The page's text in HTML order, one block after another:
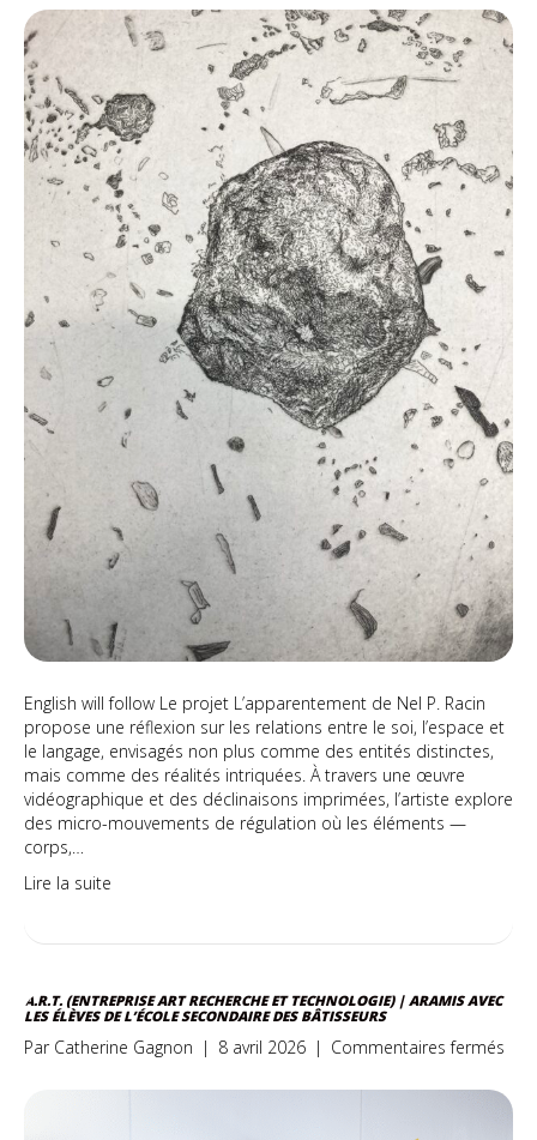
de
Nel
P.
English will follow Le projet L’apparentement de Nel P. Racin
propose une réflexion sur les relations entre le soi, l’espace et
le langage, envisagés non plus comme des entités distinctes,
mais comme des réalités intriquées. À travers une œuvre
vidéographique et des déclinaisons imprimées, l’artiste explore
des micro-mouvements de régulation où les éléments —
corps,…
Lire la suite
A.R.T. (ENTREPRISE ART RECHERCHE ET TECHNOLOGIE) | ARAMIS AVEC
LES ÉLÈVES DE L’ÉCOLE SECONDAIRE DES BÂTISSEURS
Par Catherine Gagnon | 8 avril 2026 | Commentaires fermés